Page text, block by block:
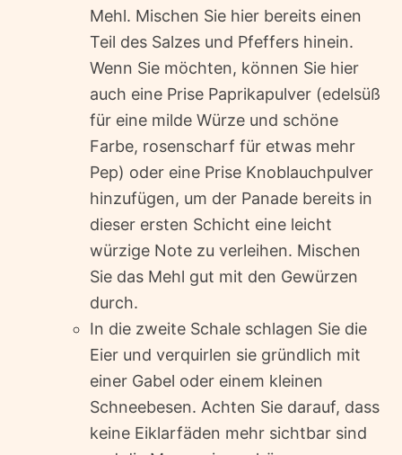
Mehl. Mischen Sie hier bereits einen
Teil des Salzes und Pfeffers hinein.
Wenn Sie möchten, können Sie hier
auch eine Prise Paprikapulver (edelsüß
für eine milde Würze und schöne
Farbe, rosenscharf für etwas mehr
Pep) oder eine Prise Knoblauchpulver
hinzufügen, um der Panade bereits in
dieser ersten Schicht eine leicht
würzige Note zu verleihen. Mischen
Sie das Mehl gut mit den Gewürzen
durch.
In die zweite Schale schlagen Sie die
Eier und verquirlen sie gründlich mit
einer Gabel oder einem kleinen
Schneebesen. Achten Sie darauf, dass
keine Eiklarfäden mehr sichtbar sind